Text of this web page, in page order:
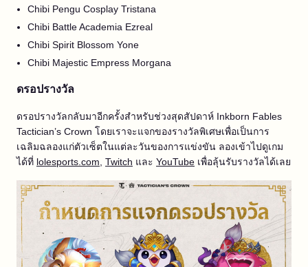
Chibi Pengu Cosplay Tristana
Chibi Battle Academia Ezreal
Chibi Spirit Blossom Yone
Chibi Majestic Empress Morgana
ดรอปรางวัล
ดรอปรางวัลกลับมาอีกครั้งสำหรับช่วงสุดสัปดาห์ Inkborn Fables
Tactician’s Crown โดยเราจะแจกของรางวัลพิเศษเพื่อเป็นการ
เฉลิมฉลองแก่ตัวเซ็ตในแต่ละวันของการแข่งขัน ลองเข้าไปดูเกม
ได้ที่ lolesports.com Twitch และ YouTube เพื่อลุ้นรับรางวัลได้เลย